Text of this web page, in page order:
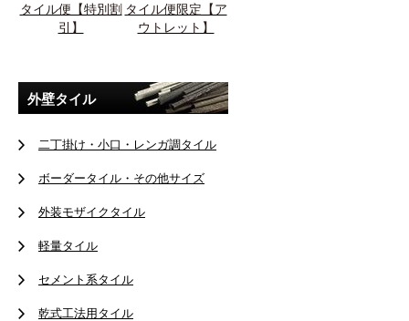
タイル便【特別割
引】
タイル便限定【ア
ウトレット】
外壁タイル
二丁掛け・小口・レンガ調タイル
ボーダータイル・その他サイズ
外装モザイクタイル
軽量タイル
セメント系タイル
乾式工法用タイル